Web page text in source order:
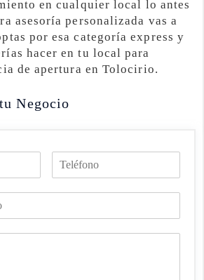
en cualquier local lo antes
asesoría personalizada vas a
por esa categoría express y
hacer en tu local para
de apertura en Tolocirio.
Negocio